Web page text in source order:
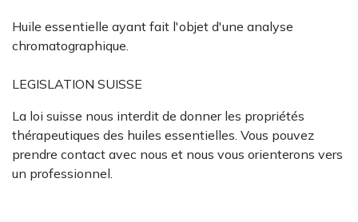
Huile essentielle ayant fait l'objet d'une analyse
chromatographique.
LEGISLATION SUISSE
La loi suisse nous interdit de donner les propriétés
thérapeutiques des huiles essentielles. Vous pouvez
prendre contact avec nous et nous vous orienterons vers
un professionnel.